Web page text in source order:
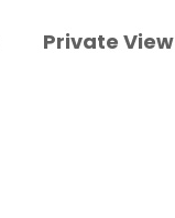
Private View